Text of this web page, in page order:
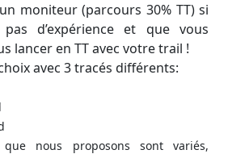
moniteur (parcours 30% TT) si
pas d’expérience et que vous
lancer en TT avec votre trail !
avec 3 tracés différents:
que nous proposons sont variés,